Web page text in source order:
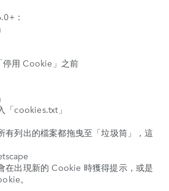
：
用 Cookie」之前
「cookies.txt」
有列出的檔案都拖曳至「垃圾筒」，這
在出現新的 Cookie 時獲得提示，或是
。